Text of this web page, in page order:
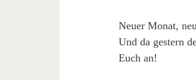
Neuer Monat,
Und da gestern
Euch an!